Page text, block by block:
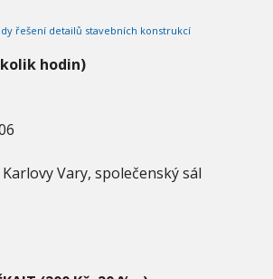
řešení detailů stavebních konstrukcí
hodin)
Vary, společenský sál